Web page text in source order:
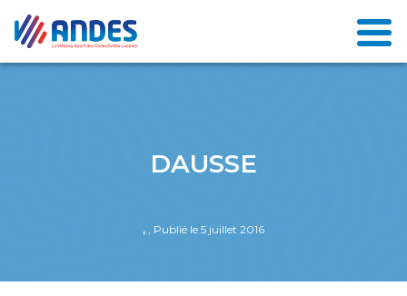
DAUSSE
, , Publié le 5 juillet 2016